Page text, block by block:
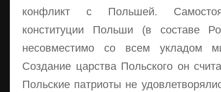
конфликт с Польшей.
конституции Польши (в составе
несовместимо со всем укладом
Создание царства Польского он
Польские патриоты не